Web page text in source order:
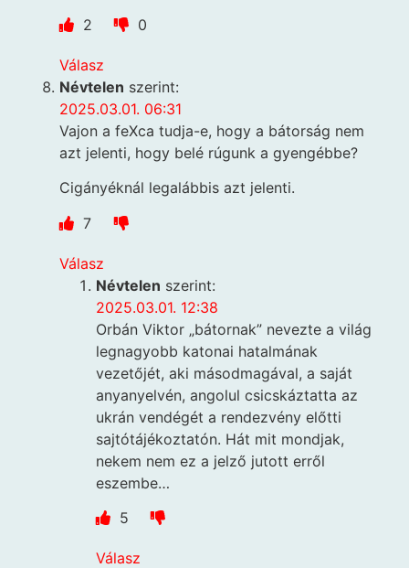
2
0
Válasz
Névtelen szerint:
2025.03.01. 06:31
Vajon a feXca tudja-e, hogy a bátorság nem
azt jelenti, hogy belé rúgunk a gyengébbe?
Cigányéknál legalábbis azt jelenti.
7
Válasz
Névtelen szerint:
2025.03.01. 12:38
Orbán Viktor „bátornak” nevezte a világ
legnagyobb katonai hatalmának
vezetőjét, aki másodmagával, a saját
anyanyelvén, angolul csicskáztatta az
ukrán vendégét a rendezvény előtti
sajtótájékoztatón. Hát mit mondjak,
nekem nem ez a jelző jutott erről
eszembe…
5
Válasz